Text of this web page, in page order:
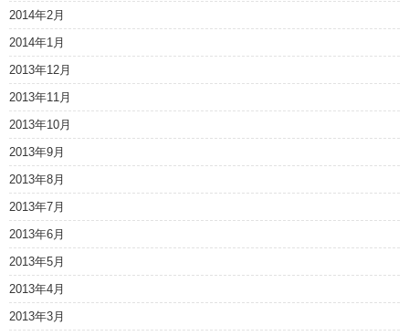
2014年2月
2014年1月
2013年12月
2013年11月
2013年10月
2013年9月
2013年8月
2013年7月
2013年6月
2013年5月
2013年4月
2013年3月